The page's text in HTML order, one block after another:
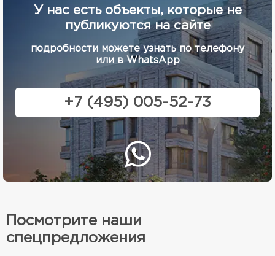
У нас есть объекты, которые не
публикуются на сайте
подробности можете узнать по телефону
или в WhatsApp
+7 (495) 005-52-73
Посмотрите наши
спецпредложения